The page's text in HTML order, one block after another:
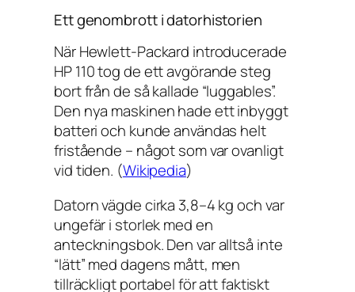
Ett genombrott i datorhistorien
När Hewlett-Packard introducerade
HP 110 tog de ett avgörande steg
bort från de så kallade “luggables”.
Den nya maskinen hade ett inbyggt
batteri och kunde användas helt
fristående – något som var ovanligt
vid tiden. (Wikipedia)
Datorn vägde cirka 3,8–4 kg och var
ungefär i storlek med en
anteckningsbok. Den var alltså inte
“lätt” med dagens mått, men
tillräckligt portabel för att faktiskt